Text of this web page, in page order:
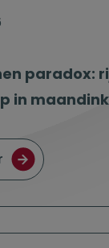
paradox:
in
over De